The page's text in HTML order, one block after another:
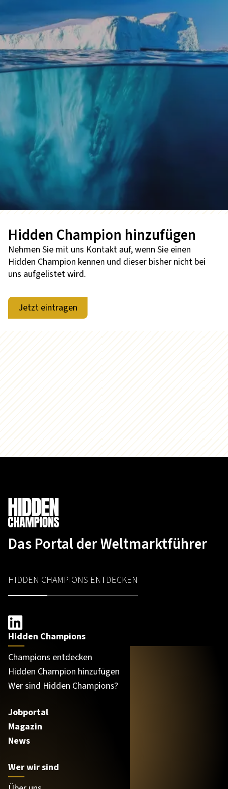
Hidden Champion hinzufügen
Nehmen Sie mit uns Kontakt auf, wenn Sie einen
Hidden Champion kennen und dieser bisher nicht bei
uns aufgelistet wird.
Jetzt eintragen
Das Portal der Weltmarktführer
HIDDEN CHAMPIONS ENTDECKEN
Hidden Champions
Champions entdecken
Hidden Champion hinzufügen
Wer sind Hidden Champions?
Jobportal
Magazin
News
Wer wir sind